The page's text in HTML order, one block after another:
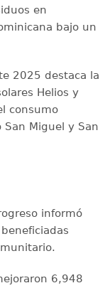
en
bajo un
2025 destaca la
Helios y
consumo
Miguel y San
informó
6,948